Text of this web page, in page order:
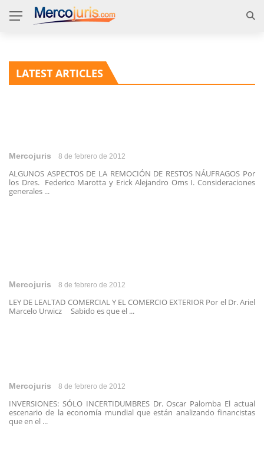
LATEST ARTICLES
Mercojuris 8 de febrero de 2012
ALGUNOS ASPECTOS DE LA REMOCIÓN DE RESTOS NÁUFRAGOS Por
los Dres. Federico Marotta y Erick Alejandro Oms I. Consideraciones
generales ...
Mercojuris 8 de febrero de 2012
LEY DE LEALTAD COMERCIAL Y EL COMERCIO EXTERIOR Por el Dr. Ariel
Marcelo Urwicz Sabido es que el ...
Mercojuris 8 de febrero de 2012
INVERSIONES: SÓLO INCERTIDUMBRES Dr. Oscar Palomba El actual
escenario de la economía mundial que están analizando financistas
que en el ...